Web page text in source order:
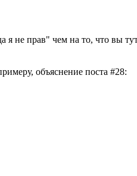
я не прав" чем на то, что вы
объяснение поста #28: